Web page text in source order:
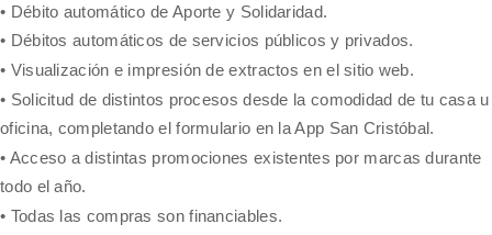
• Débito automático de Aporte y Solidaridad.
• Débitos automáticos de servicios públicos y privados.
• Visualización e impresión de extractos en el sitio web.
• Solicitud de distintos procesos desde la comodidad de tu casa u
oficina, completando el formulario en la App San Cristóbal.
• Acceso a distintas promociones existentes por marcas durante
todo el año.
• Todas las compras son financiables.